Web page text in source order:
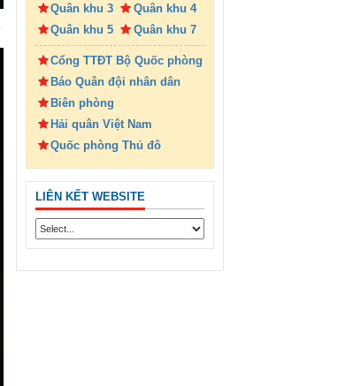
Quân khu 3
Quân khu 4
Quân khu 5
Quân khu 7
Cổng TTĐT Bộ Quốc phòng
Báo Quân đội nhân dân
Biên phòng
Hải quân Việt Nam
Quốc phòng Thủ đô
LIÊN KẾT WEBSITE